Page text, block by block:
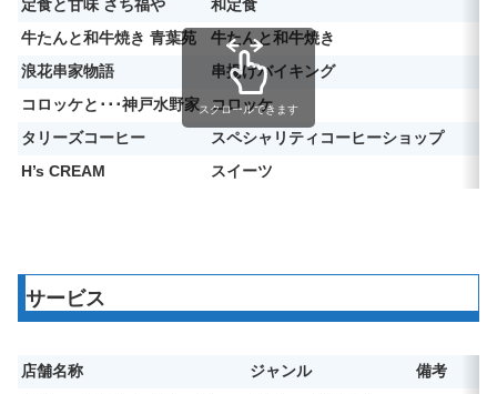
定食と甘味 さち福や
和定食
牛たんと和牛焼き 青葉苑
牛たんと和牛焼き
浪花串家物語
串揚げバイキング
コロッケと･･･神戸水野家 コロッケ
タリーズコーヒー
スペシャリティコーヒーショップ
H’s CREAM
スイーツ
スクロールできます
サービス
店舗名称 ジャンル
備考